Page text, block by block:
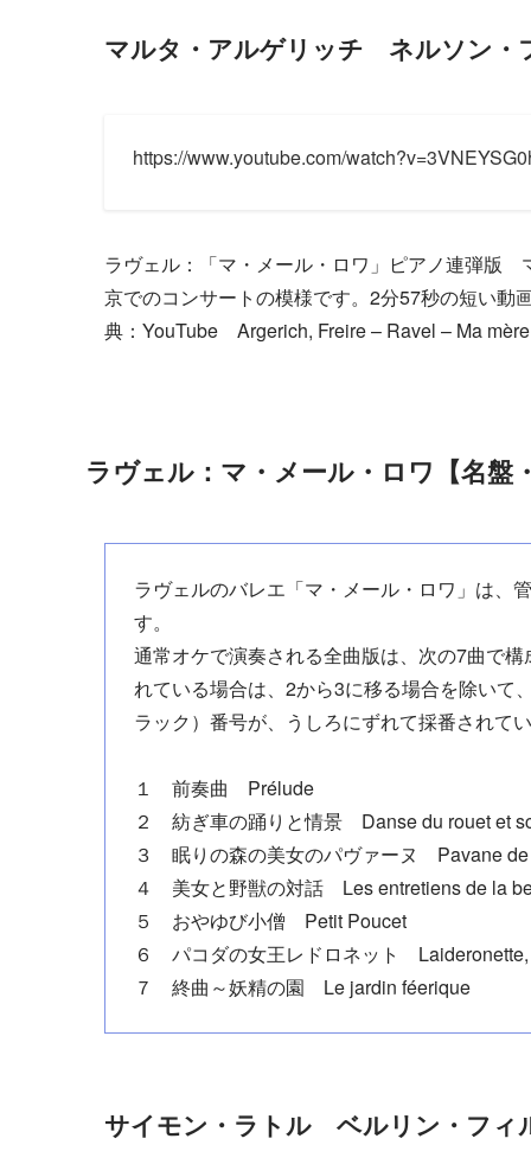
マルタ・アルゲリッチ ネルソン
https://www.youtube.com/
ラヴェル：「マ・メール・ロワ」ピアノ連弾
京でのコンサートの模様です。2分57秒の短い
典：YouTube Argerich, Freire – Ravel – Ma
ラヴェル：マ・メール・ロワ【名盤
ラヴェルのバレエ「マ・メール・ロワ」は、
す。
通常オケで演奏される全曲版は、次の7曲で
れている場合は、2から3に移る場合を除いて
ラック）番号が、うしろにずれて採番されて
１ 前奏曲 Prélude
２ 紡ぎ車の踊りと情景 Danse du rouet et
３ 眠りの森の美女のパヴァーヌ Pavane de
４ 美女と野獣の対話 Les entretiens de la
５ おやゆび小僧 Petit Poucet
６ パコダの女王レドロネット Laideronette,
７ 終曲～妖精の園 Le jardin féerique
サイモン・ラトル ベルリン・フィ